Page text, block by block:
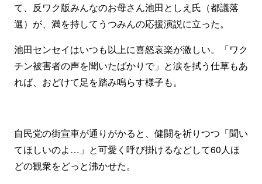
て、反ワク版みんなのお母さん池田としえ氏（都議落
選）が、満を持してうつみんの応援演説に立った。
池田センセイはいつも以上に喜怒哀楽が激しい。「ワク
チン被害者の声を聞いたばかりで」と涙を拭う仕草もあ
れば、おどけて足を踏み鳴らす様子も。
自民党の街宣車が通りがかると、健闘を祈りつつ「聞い
てほしいのよ…」と可愛く呼び掛けるなどして60人ほ
どの観衆をどっと沸かせた。